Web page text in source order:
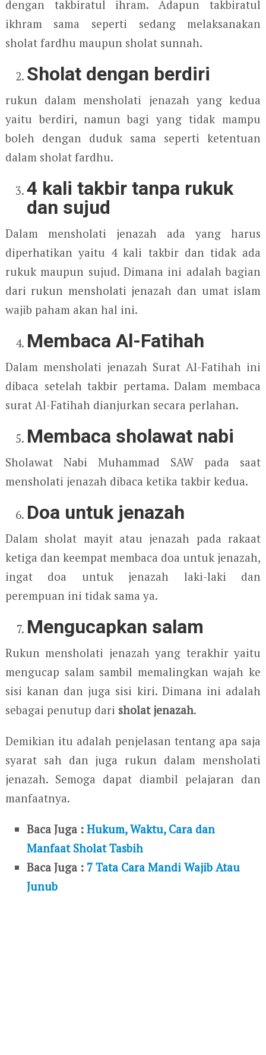
dengan takbiratul ihram. Adapun takbiratul
ikhram sama seperti sedang melaksanakan
sholat fardhu maupun sholat sunnah.
Sholat dengan berdiri
rukun dalam mensholati jenazah yang kedua
yaitu berdiri, namun bagi yang tidak mampu
boleh dengan duduk sama seperti ketentuan
dalam sholat fardhu.
4 kali takbir tanpa rukuk
dan sujud
Dalam mensholati jenazah ada yang harus
diperhatikan yaitu 4 kali takbir dan tidak ada
rukuk maupun sujud. Dimana ini adalah bagian
dari rukun mensholati jenazah dan umat islam
wajib paham akan hal ini.
Membaca Al-Fatihah
Dalam mensholati jenazah Surat Al-Fatihah ini
dibaca setelah takbir pertama. Dalam membaca
surat Al-Fatihah dianjurkan secara perlahan.
Membaca sholawat nabi
Sholawat Nabi Muhammad SAW pada saat
mensholati jenazah dibaca ketika takbir kedua.
Doa untuk jenazah
Dalam sholat mayit atau jenazah pada rakaat
ketiga dan keempat membaca doa untuk jenazah,
ingat doa untuk jenazah laki-laki dan
perempuan ini tidak sama ya.
Mengucapkan salam
Rukun mensholati jenazah yang terakhir yaitu
mengucap salam sambil memalingkan wajah ke
sisi kanan dan juga sisi kiri. Dimana ini adalah
sebagai penutup dari sholat jenazah.
Demikian itu adalah penjelasan tentang apa saja
syarat sah dan juga rukun dalam mensholati
jenazah. Semoga dapat diambil pelajaran dan
manfaatnya.
Baca Juga :Hukum, Waktu, Cara dan
Manfaat Sholat Tasbih
Baca Juga : 7 Tata Cara Mandi Wajib Atau
Junub